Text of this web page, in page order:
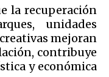
la recuperación
unidades
mejoran
contribuye
y económica